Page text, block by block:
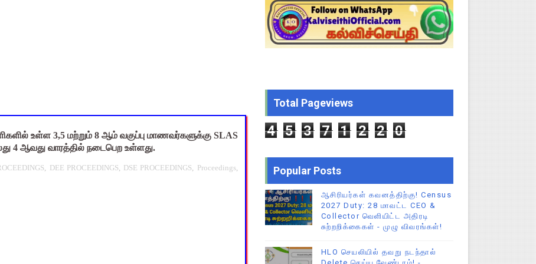
மாணவர்களுக்கு இலவச லேப்டாப், சைக்கிள் & AI பயிற்சி - கல்வி, வேலைவாய்ப்பு, மகளிர் நலன் & புதிய திட்டங்களின் முழு
சீருடை: EMIS தளத்தில் விவரங்களை பதிவிட அவகாசம்! - தொடக்கக் கல்வித் துறை சுற்றறிக்கை!
2026: 10-ஆம் வகுப்பு துணைத் தேர்வு முடிவுகள் வெளியீடு! தற்காலிக மதிப்பெண் சான்றிதழ் பதிவிறக்கம் செய்வது எப்படி? DGE முக்கிய
IFHRMS களஞ்சியம் வலைதளத்தில் ஜூலை மாத சம்பள சீட் டவுன்லோட் செய்யும் முறை!
உள்ள 3,5 மற்றும் 8 ஆம் வகுப்பு மாணவர்களுக்கு SLAS
4 ஆவது வாரத்தில் நடைபெற உள்ளது.
, DEE PROCEEDINGS, DSE PROCEEDINGS, Proceedings,
Total Pageviews
4 5 3 7 1 2 2 0
Popular Posts
ஆசிரியர்கள் கவனத்திற்கு! Census
2027 Duty: 28 மாவட்ட CEO &
Collector வெளியிட்ட அதிரடி
சுற்றறிக்கைகள் - முழு விவரங்கள்!
HLO செயலியில் தவறு நடந்தால்